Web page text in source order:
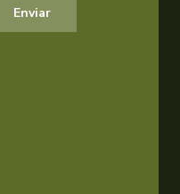
Enviar